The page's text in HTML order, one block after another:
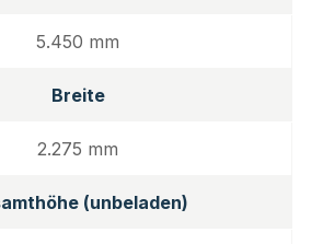
5.450 mm
Breite
2.275 mm
(unbeladen)